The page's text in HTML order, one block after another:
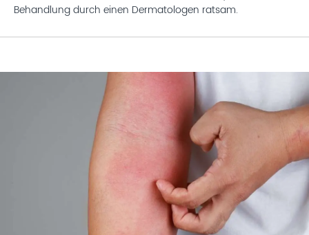
Behandlung durch einen Dermatologen ratsam.